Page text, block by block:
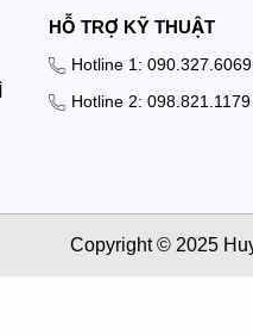
HỖ TRỢ KỸ THUẬT
Hotline 1: 090.327.6069
Hotline 2: 098.821.1179
Copyright © 2025